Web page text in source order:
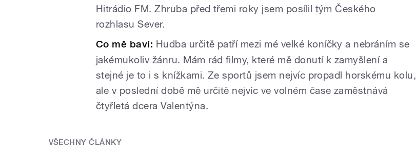
Hitrádio FM. Zhruba před třemi roky jsem posílil tým Českého
rozhlasu Sever.
Co mě baví: Hudba určitě patří mezi mé velké koníčky a nebráním se
jakémukoliv žánru. Mám rád filmy, které mě donutí k zamyšlení a
stejné je to i s knížkami. Ze sportů jsem nejvíc propadl horskému kolu,
ale v poslední době mě určitě nejvíc ve volném čase zaměstnává
čtyřletá dcera Valentýna.
VŠECHNY ČLÁNKY